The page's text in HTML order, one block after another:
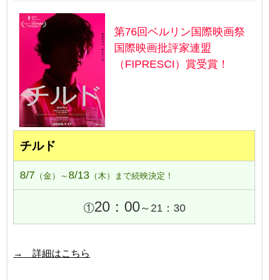
第76回ベルリン国際映画祭
国際映画批評家連盟
（FIPRESCI）賞受賞！
チルド
8/7 （金）～8/13 （木）まで続映決定！
①20：00～21：30
→ 詳細はこちら